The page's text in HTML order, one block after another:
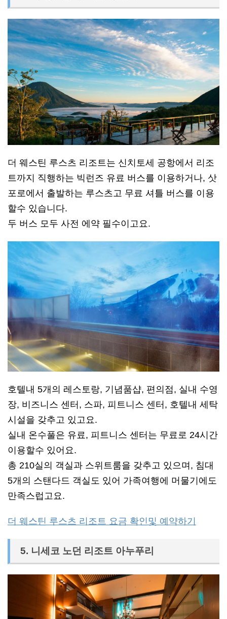
더 웨스틴 루스츠 리조트는 신치토세 공항에서 리조
트까지 직행하는 빅런즈 유료 버스를 이용하거나, 삿
포로에서 출발하는 루스츠고 무료 셔틀 버스를 이용
할수 있습니다.
두 버스 모두 사전 에약 필수이고요.
호텔내 5개의 레스토랑, 기념품샵, 편의점, 실내 수영
장, 비즈니스 센터, 스파, 피트니스 센터, 호텔내 세탁
시설을 갖추고 있고요.
실내 온수풀은 유료, 피트니스 센터는 무료로 24시간
이용할수 있어요.
총 210실의 객실과 스위트룸을 갖추고 있으며, 침대
5개의 스탠다드 객실도 있어 가족여행에 머물기에도
만족스럽고요.
더 웨스틴 루스츠 리조트 요금 확인및 예약하기
5. 니세코 노던 리조트 아누푸리